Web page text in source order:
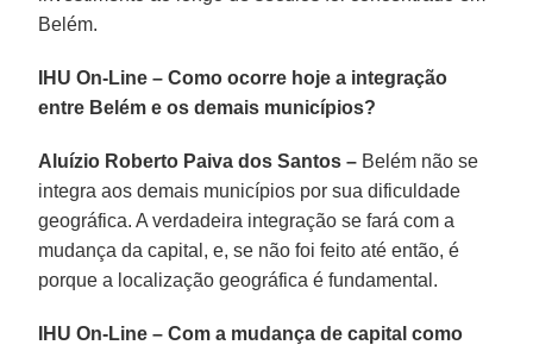
Belém.
IHU On-Line – Como ocorre hoje a integração
entre Belém e os demais municípios?
Aluízio Roberto Paiva dos Santos – Belém não se
integra aos demais municípios por sua dificuldade
geográfica. A verdadeira integração se fará com a
mudança da capital, e, se não foi feito até então, é
porque a localização geográfica é fundamental.
IHU On-Line – Com a mudança de capital como